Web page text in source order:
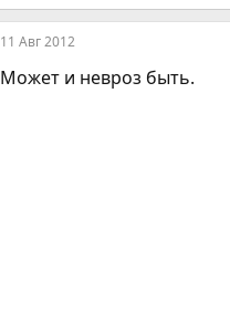
11 Авг 2012
Может и невроз быть.